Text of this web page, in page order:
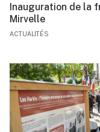
Inauguration de la
Mirvelle
ACTUALITÉS